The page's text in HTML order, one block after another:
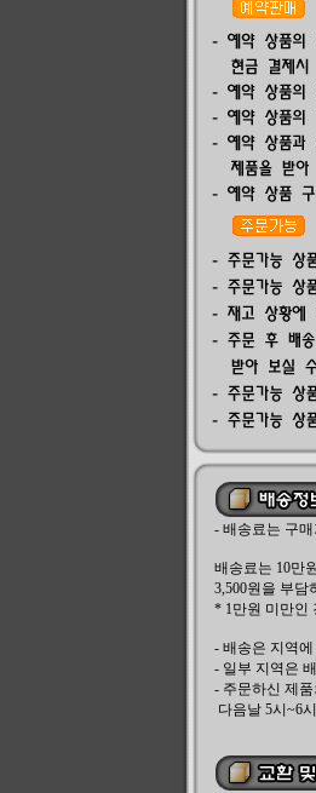
- 배송료는 구
배송료는 10만
3,500원을 부담
* 1만원 미만인
- 배송은 지역
- 일부 지역은
- 주문하신 제
다음날 5시~6